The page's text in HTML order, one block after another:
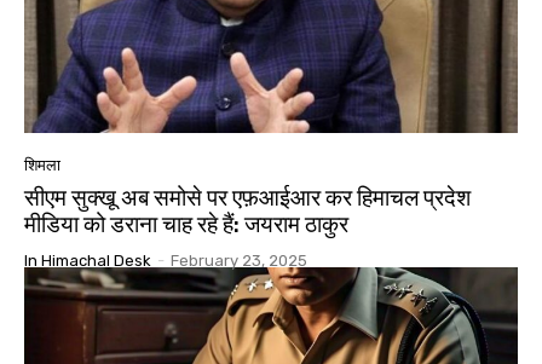
शिमला
सीएम सुक्खू अब समोसे पर एफ़आईआर कर हिमाचल प्रदेश
मीडिया को डराना चाह रहे हैं: जयराम ठाकुर
In Himachal Desk - February 23, 2025